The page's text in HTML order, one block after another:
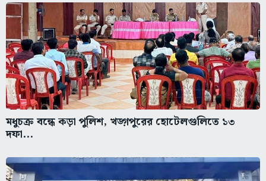
মধুচক্র বন্ধে কড়া পুলিশ, খড়্গপুরের হোটেলগুলিতে ১৩
দফা...